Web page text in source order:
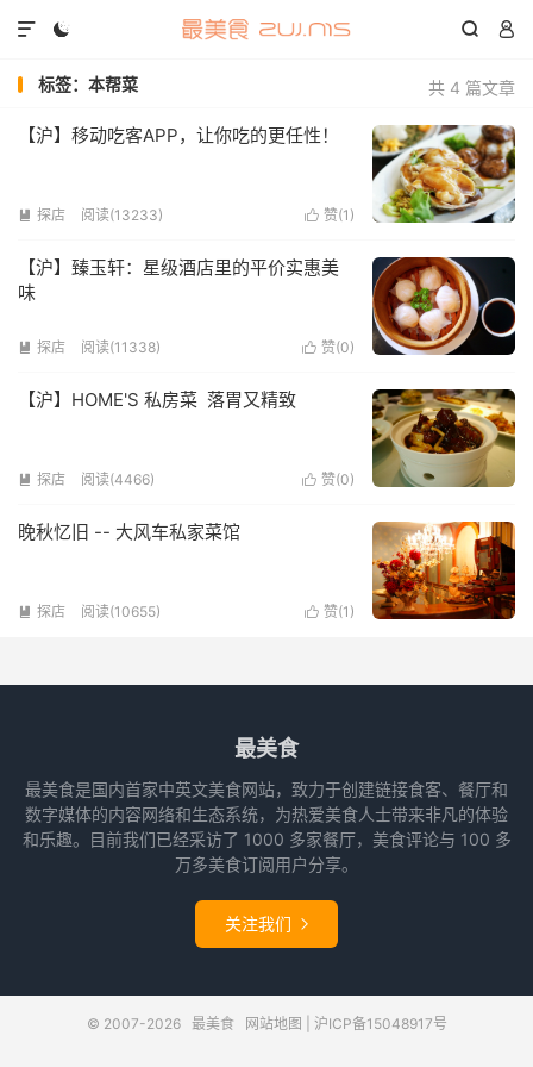
  

共 4 篇文章
标签：本帮菜
【沪】移动吃客APP，让你吃的更任性！
 赞(1 )
 探店 阅读(13233)
【沪】臻玉轩：星级酒店里的平价实惠美
味
 赞(0)
 探店 阅读(11338)
【沪】HOME'S 私房菜 落胃又精致
 赞(0)
 探店 阅读(4466)
晚秋忆旧 -- 大风车私家菜馆
 赞(1 )
 探店 阅读(10655)
最美食
最美食是国内首家中英文美食网站，致力于创建链接食客、餐厅和
数字媒体的内容网络和生态系统，为热爱美食人士带来非凡的体验
和乐趣。目前我们已经采访了 1000 多家餐厅，美食评论与 100 多
万多美食订阅用户分享。
关注我们 
© 2007-2026 最美食 网站地图 沪ICP备15048917号